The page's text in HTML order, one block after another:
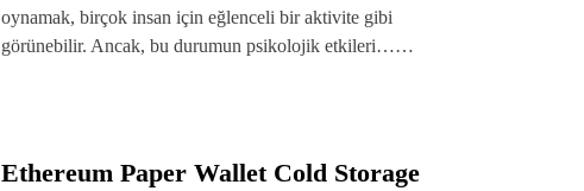
oynamak, birçok insan için eğlenceli bir aktivite gibi
görünebilir. Ancak, bu durumun psikolojik etkileri……
Ethereum Paper Wallet Cold Storage